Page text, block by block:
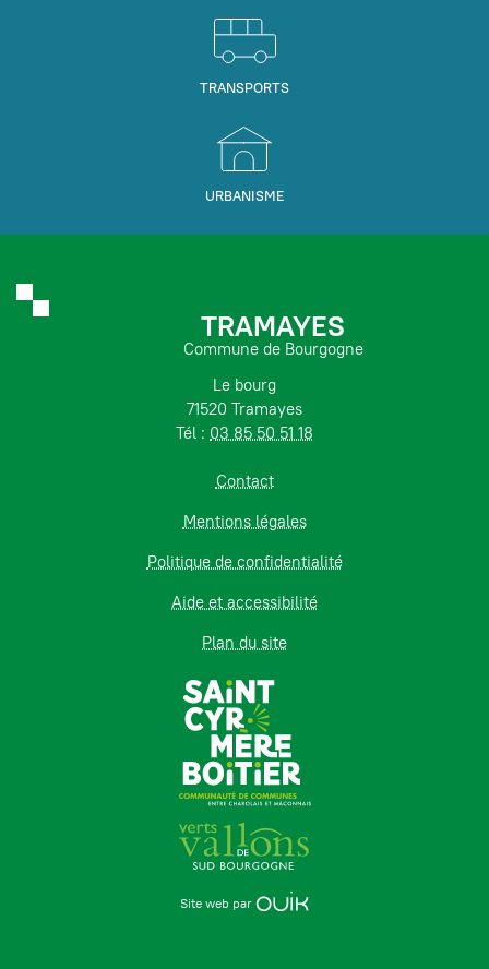
TRANSPORTS
URBANISME
TRAMAYES
Commune de Bourgogne
Le bourg
71520 Tramayes
Tél : 03 85 50 51 18
Contact
Mentions légales
Politique de confidentialité
Aide et accessibilité
Plan du site
Site web par